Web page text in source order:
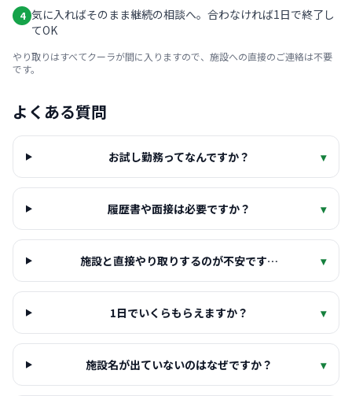
4 気に入ればそのまま継続の相談へ。合わなければ1日で終了し
てOK
やり取りはすべてクーラが間に入りますので、施設への直接のご連絡は不要
です。
よくある質問
お試し勤務ってなんですか？ ▾
履歴書や面接は必要ですか？ ▾
施設と直接やり取りするのが不安です… ▾
1日でいくらもらえますか？ ▾
施設名が出ていないのはなぜですか？ ▾